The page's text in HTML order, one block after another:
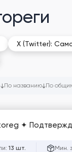
X (Twitter):
По названию По
✦
13 шт. Мин.